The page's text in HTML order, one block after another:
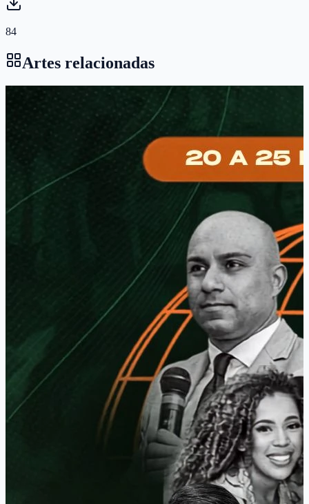
84
Artes relacionadas